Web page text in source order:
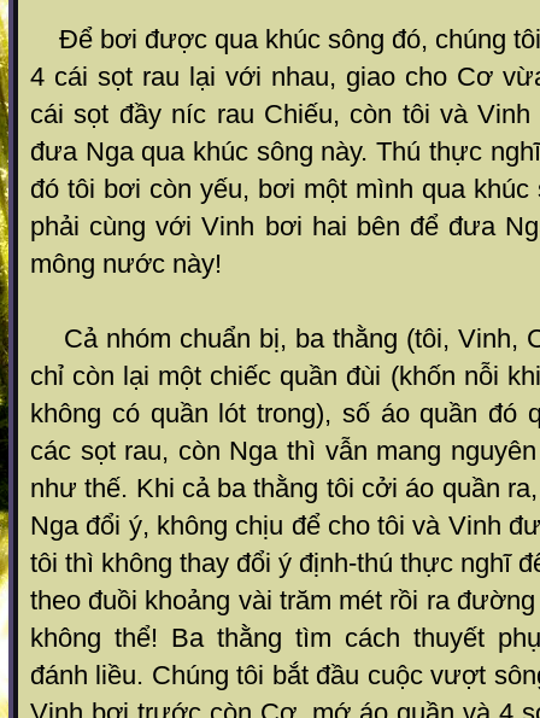
Để bơi được qua khúc sông đó, chúng
4 cái sọt rau lại với nhau, giao cho Cơ
cái sọt đầy níc rau Chiếu, còn tôi và
đưa Nga qua khúc sông này. Thú thực
đó tôi bơi còn yếu, bơi một mình qua khúc
phải cùng với Vinh bơi hai bên để đưa
mông nước này!
Cả nhóm chuẩn bị, ba thằng (tôi, Vinh,
chỉ còn lại một chiếc quần đùi (khốn nỗi
không có quần lót trong), số áo quần đó
các sọt rau, còn Nga thì vẫn mang
như thế. Khi cả ba thằng tôi cởi áo quần
Nga đổi ý, không chịu để cho tôi và Vinh
tôi thì không thay đổi ý định-thú thực nghĩ
theo đuồi khoảng vài trăm mét rồi ra
không thể! Ba thằng tìm cách thuyết
đánh liều. Chúng tôi bắt đầu cuộc vượt